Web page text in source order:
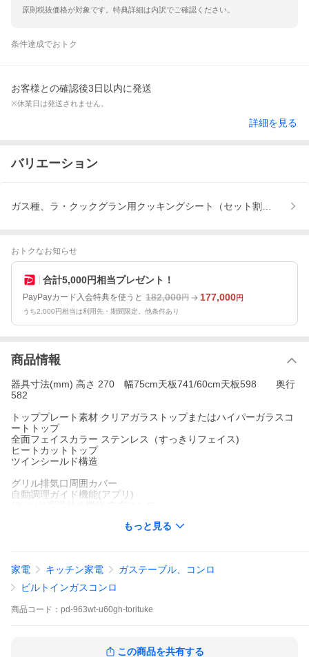
原則税抜価格が対象です。特典詳細は内訳でご確認ください。
条件達成でおトク
お客様との確認後3日以内に発送
※休業日は発送されません。
詳細を見る
バリエーション
ガス種、ラ・クックグラン用クッキングシート（セット割）、古
おトクなお知らせ
合計5,000円相当プレゼント！
PayPayカード入会特典を使うと 182,000円 177,000円
うち2,000円相当は利用先・期間限定。他条件あり
商品情報
器具寸法(mm) 高さ 270 幅75cm天板741/60cm天板598 奥行
582
トッププレート素材 クリアガラストップまたはハイパーガラスコ
ートトップ
全面フェイスカラー ステンレス（すっきりフェイス)
ヒートカットトップ
ツインシールド構造
グリル排気口周囲カバー
自動調理ガイド機能(アプリ)
温度キープ機能 130〜220℃（10段階）左右コンロ
煮込み機能
グリルタイプ 水なし両面焼
ラ・クック、ラ・クックグラン/ラ・クックグランポット対応
ラ・クックグランオートメニュー機能
もっと見る
家電 キッチン家電
ガステーブル、コンロ
ビルトインガスコンロ
商品 コード： pd-963wt-u60gh-torituke
この商品を共有する